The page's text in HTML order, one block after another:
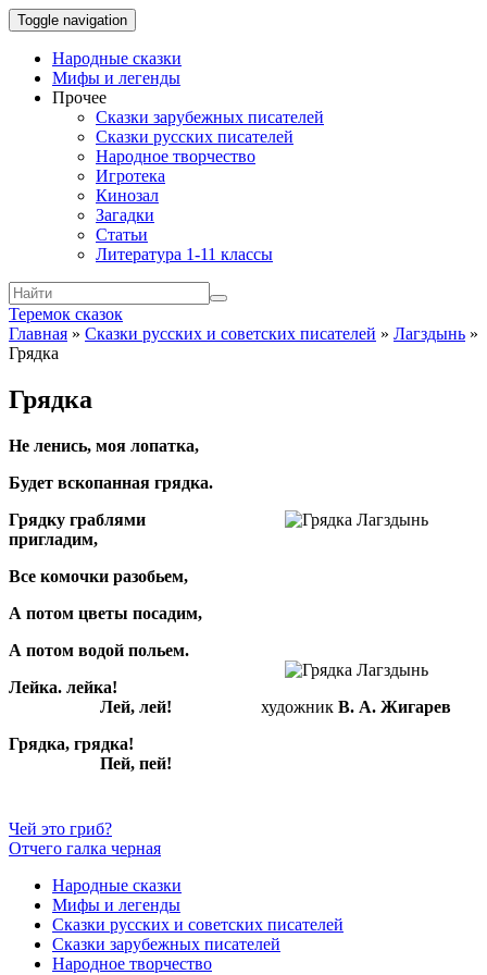
Toggle navigation
Народные сказки
Мифы и легенды
Прочее
Сказки зарубежных писателей
Сказки русских писателей
Народное творчество
Игротека
Кинозал
Загадки
Статьи
Литература 1-11 классы
Теремок сказок
Главная » Сказки русских и советских писателей » Лагздынь »
Грядка
Грядка
Не ленись, моя лопатка,
Будет вскопанная грядка.
Грядку граблями
пригладим,
Все комочки разобьем,
А потом цветы посадим,
А потом водой польем.
Лейка. лейка!
Лей, лей!
Грядка, грядка!
Пей, пей!
художник В. А. Жигарев
Чей это гриб?
Отчего галка черная
Народные сказки
Мифы и легенды
Сказки русских и советских писателей
Сказки зарубежных писателей
Народное творчество